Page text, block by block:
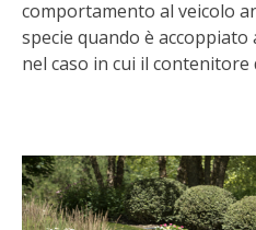
BENZA
ORTO BIO –
TAP TRAP
comportamento al veicolo
specie quando è
nel caso in cui il contenitore